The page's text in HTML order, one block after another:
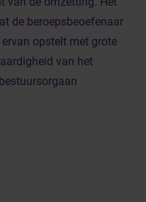
de beroepsbeoefenaar
opstelt met grote
van het